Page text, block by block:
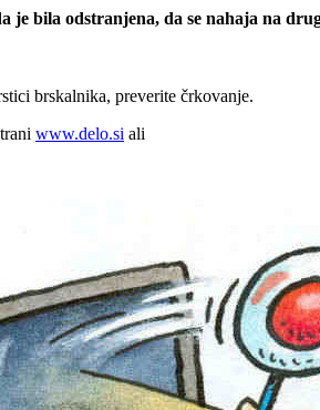
je bila odstranjena, da se nahaja na
brskalnika, preverite črkovanje.
www.delo.si ali